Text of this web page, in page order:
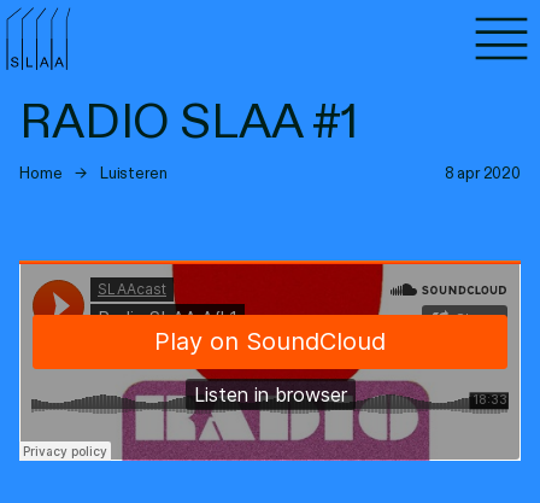
RADIO SLAA #1
Home → Luisteren 8 apr 2020
Agenda
Programma's
Lezen
Luisteren
Nieuwsbrief
Over SLAA
Vacatures